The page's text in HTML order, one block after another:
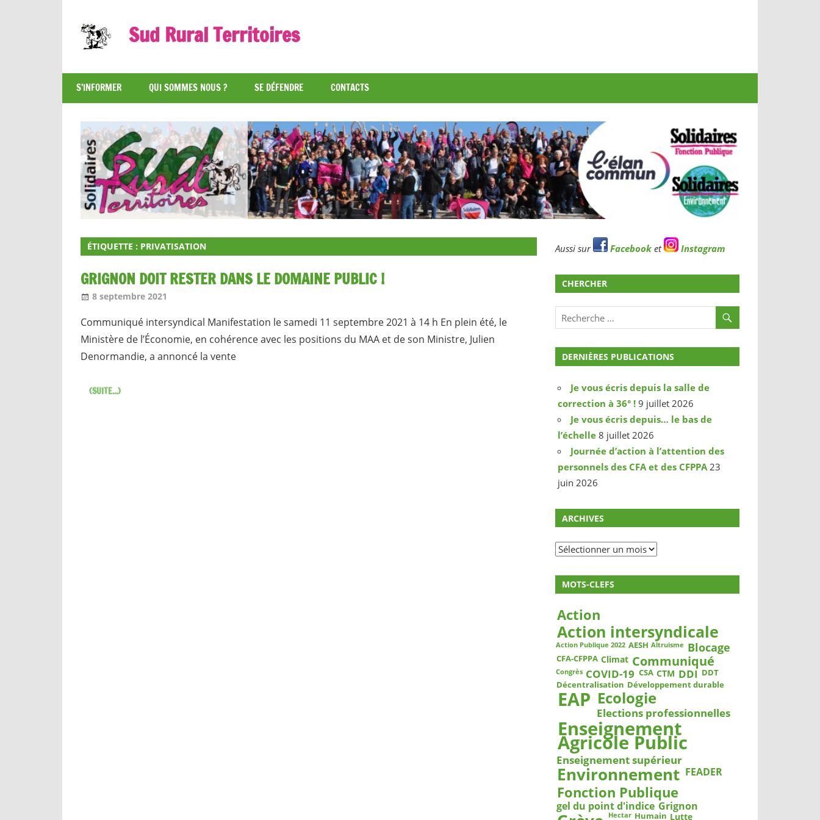
content
Sud Rural Territoires
syndicat
qui
rue
et
qui
râle
S’INFORMER QUI SOMMES NOUS ? SE DÉFENDRE CONTACTS
ÉTIQUETTE : PRIVATISATION
GRIGNON DOIT RESTER DANS LE DOMAINE PUBLIC !
8 septembre 2021
Communiqué intersyndical Manifestation le samedi 11 septembre 2021 à 14 h En plein été, le
Ministère de l’Économie, en cohérence avec les positions du MAA et de son Ministre, Julien
Denormandie, a annoncé la vente
(SUITE...)
Aussi sur Facebooket Instagram
CHERCHER
DERNIÈRES PUBLICATIONS
Je vous écris depuis la salle de
correction à 36° ! 9 juillet 2026
Je vous écris depuis… le bas de
l’échelle 8 juillet 2026
Journée d’action à l’attention des
personnels des CFA et des CFPPA 23
juin 2026
ARCHIVES
Archives
MOTS-CLEFS
Action
Action intersyndicale
Action Publique 2022 AESH Altruisme Blocage
CFA-CFPPA Climat Communiqué
Congrès COVID-19 CSA CTM DDI DDT
Décentralisation Développement durable
EAP Ecologie
Elections professionnelles
Enseignement
Agricole Public
Enseignement supérieur
Environnement FEADER
Fonction Publique
gel du point d'indice Grignon
Hectar Humain Lutte